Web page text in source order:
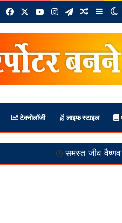
FacebookYouTubeInstagram
TelegramRandom
टेक्नोलॉजी लाइफ स्टाइल
समस्त जीव वैष्णव हैं :-- स्वामी अनतांचार्य